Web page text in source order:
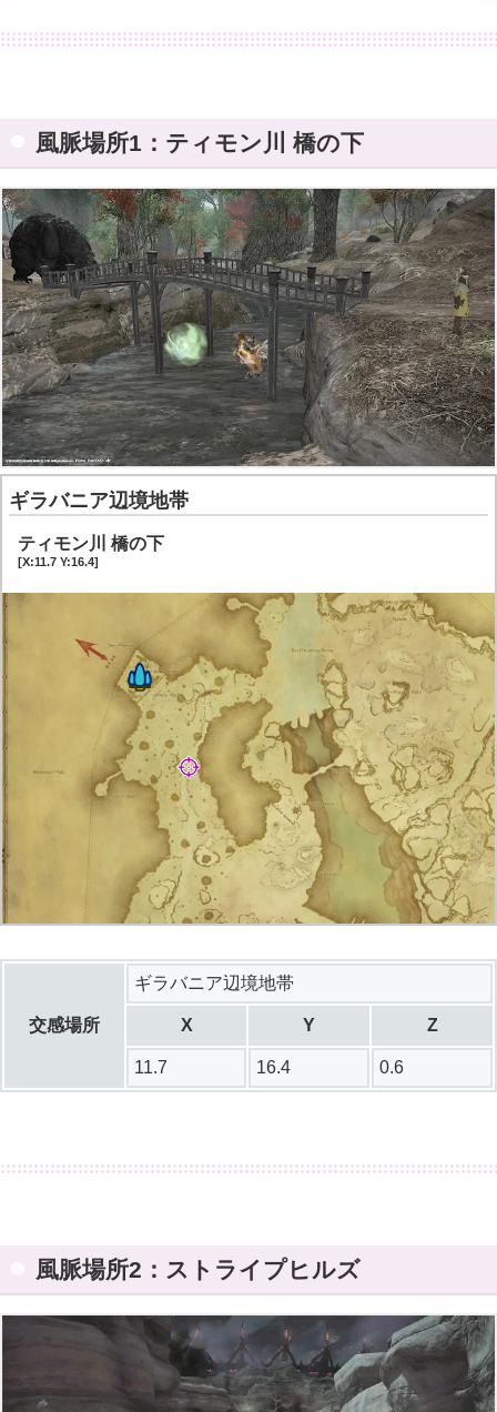
風脈クエスト2：魔導兵器は暴走する
風脈クエスト5：嬉しい置き土産
風脈場所1：ティモン川 橋の下
ギラバニア辺境地帯
ティモン川 橋の下
[X:11.7 Y:16.4]
交感場所
ギラバニア辺境地帯
X Y Z
11.7 16.4 0.6
風脈場所2：ストライプヒルズ